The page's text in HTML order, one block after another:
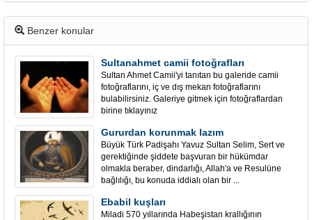
Benzer konular
Sultanahmet camii fotoğrafları
Sultan Ahmet Camii'yi tanıtan bu galeride camii
fotoğraflarını, iç ve dış mekan fotoğraflarını
bulabilirsiniz. Galeriye gitmek için fotoğraflardan
birine tıklayınız
Gururdan korunmak lazım
Büyük Türk Padişahı Yavuz Sultan Selim, Sert ve
gerektiğinde şiddete başvuran bir hükümdar
olmakla beraber, dindarlığı, Allah'a ve Resulüne
bağlılığı, bu konuda iddialı olan bir ...
Ebabil kuşları
Miladi 570 yıllarında Habeşistan krallığının